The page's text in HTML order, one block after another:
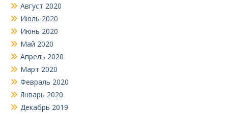
Август 2020
Июль 2020
Июнь 2020
Май 2020
Апрель 2020
Март 2020
Февраль 2020
Январь 2020
Декабрь 2019